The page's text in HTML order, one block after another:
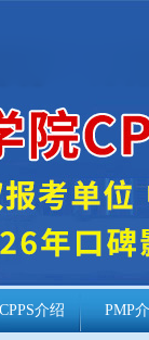
CPPS介绍 PMP